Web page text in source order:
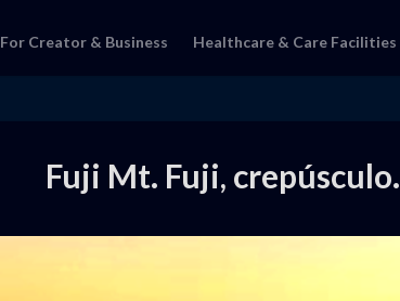
For Creator & Business Healthcare & Care Facilities
Fuji Mt. Fuji, crepúsculo.